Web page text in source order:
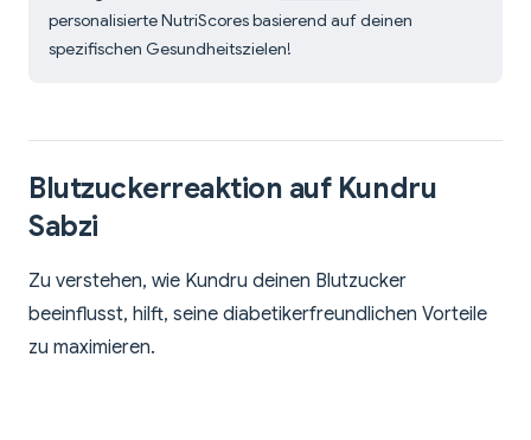
personalisierte NutriScores basierend auf deinen
spezifischen Gesundheitszielen!
Blutzuckerreaktion auf Kundru
Sabzi
Zu verstehen, wie Kundru deinen Blutzucker
beeinflusst, hilft, seine diabetikerfreundlichen Vorteile
zu maximieren.